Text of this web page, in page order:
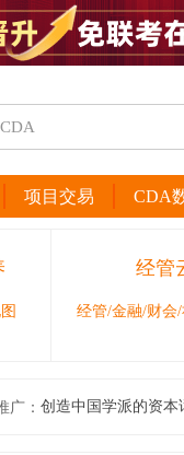
项目交易 CDA
经管
经管/金融/财会
广： 创造中国学派的资